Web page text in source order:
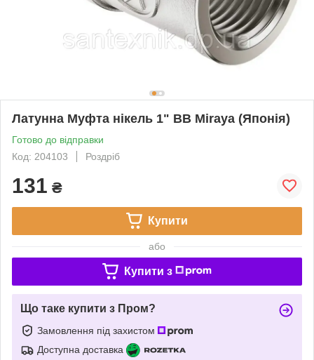
Латунна Муфта нікель 1" ВВ Miraya (Японія)
Готово до відправки
Код: 204103
Роздріб
131 ₴
Купити
або
Купити з
Що таке купити з Пром?
Замовлення під захистом
Доступна доставка